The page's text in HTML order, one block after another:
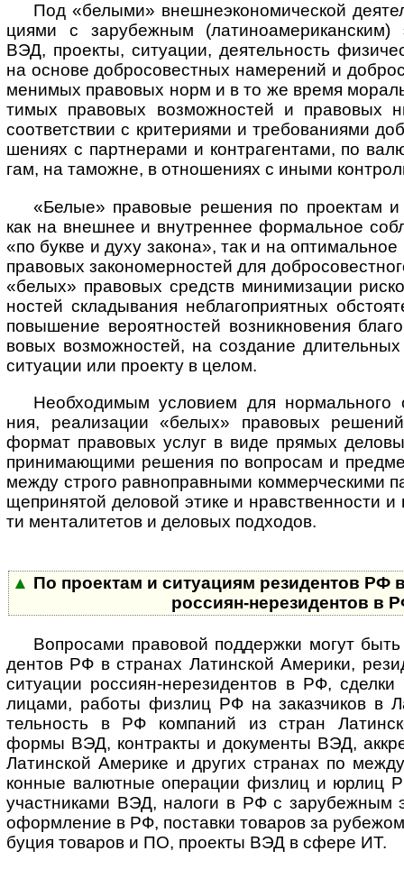
Под «белыми» внешнеэкономической
ци­ями с зару­беж­ным (лати­но­аме­ри­кан­ским)
ВЭД, прое­кты, ситу­а­ции, дея­тель­ность
на ос­но­ве доб­ро­со­вест­ных на­ме­ре­ний и
ме­ни­мых пра­во­вых норм и в то же вре­мя
ти­мых пра­во­вых воз­мож­нос­тей и пра­во­вых
соот­вет­ст­вии с кри­те­ри­ями и тре­бо­ва­ни­ями
ше­ниях с парт­не­рами и контр­аген­тами, по
гам, на тамо­жне, в отно­ше­ниях с иными
«Белые» правовые решения по проектам
как на внеш­нее и внут­рен­нее фор­ма­ль­ное
«по букве и духу зако­на», так и на
пра­во­вых зако­но­мер­нос­тей для
«белых» пра­во­вых средств мини­ми­за­ции
нос­тей скла­ды­ва­ния небла­го­при­ят­ных
повы­ше­ние веро­ят­нос­тей воз­ник­но­ве­ния
во­вых воз­мож­нос­тей, на созда­ние
ситу­а­ции или про­екту в целом.
Необходимым условием для нор­маль­но­го
ния, ре­а­ли­за­ции «белых» пра­во­вых ре­ше­ний
фор­мат пра­во­вых услуг в виде пря­мых
при­ни­ма­ю­щи­ми ре­ше­ния по во­п­ро­сам и
меж­ду стро­го рав­но­пра­в­ны­ми ком­мер­чес­ки­ми
ще­при­ня­той де­ло­вой эти­ке и нрав­ст­вен­нос­ти
ти ме­н­та­ли­те­тов и де­ло­вых под­хо­дов.
▲ По проектам и ситуациям резиден­тов РФ
рос­си­ян-­нере­зи­ден­тов в
Вопросами правовой поддержки могут
ден­тов РФ в стра­нах Латин­ской Аме­рики,
ситу­а­ции рос­сиян-нере­зи­ден­тов в РФ,
лицами, работы физ­лиц РФ на заказ­чи­ков в
тель­ность в РФ ком­па­ний из стран
формы ВЭД, кон­т­ра­кты и доку­ме­нты ВЭД,
Латин­ской Аме­рике и дру­гих стра­нах по
кон­ные валют­ные опе­ра­ции физ­лиц и юрлиц
участ­ни­ками ВЭД, налоги в РФ с зару­беж­ным
оформ­ле­ние в РФ, поста­вки това­ров за
бу­ция това­ров и ПО, про­екты ВЭД в сфере ИТ.